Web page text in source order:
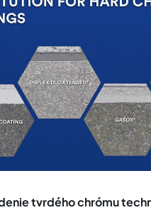
tvrdého chrómu